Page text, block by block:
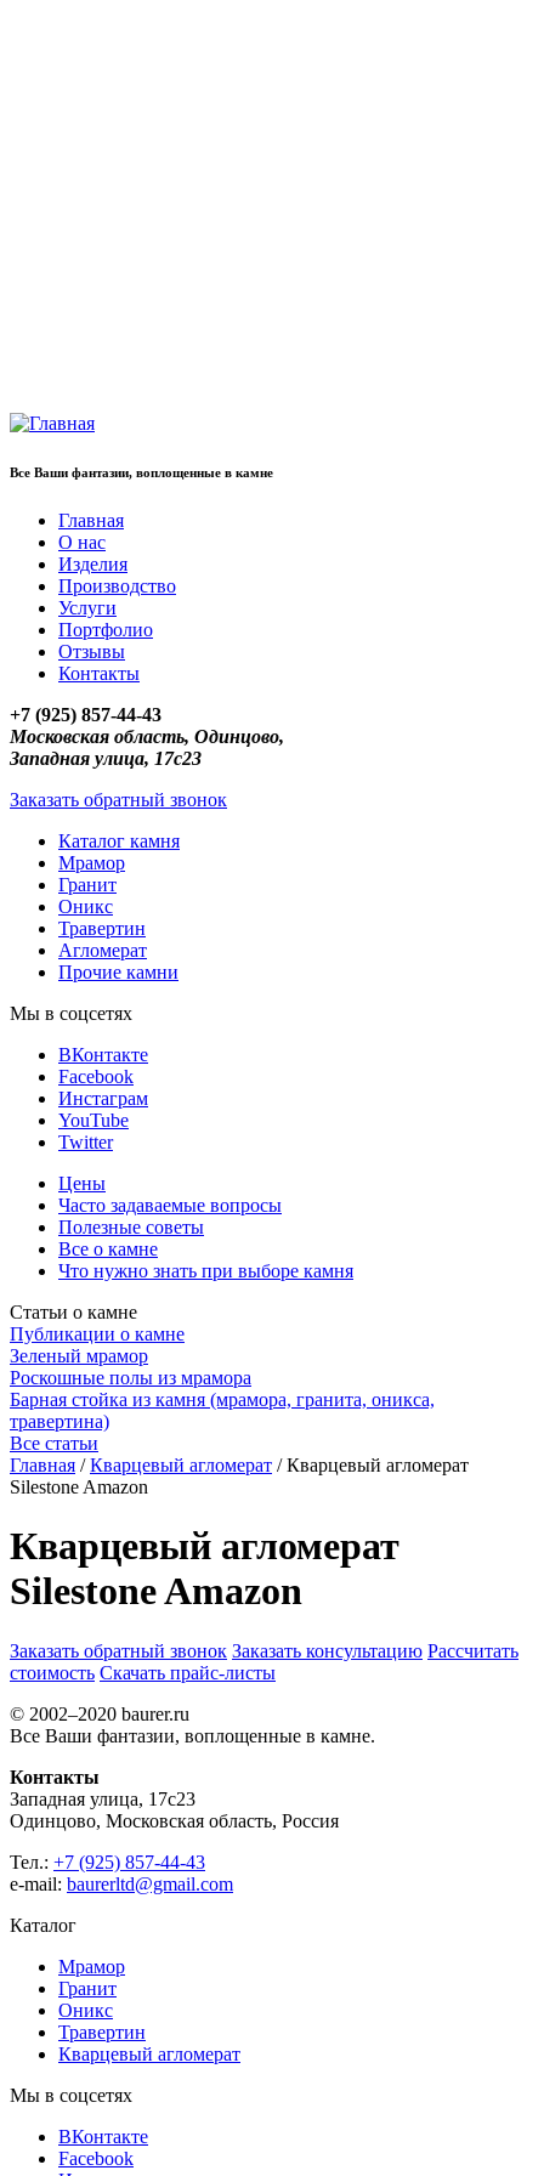
Все Ваши фантазии, воплощенные в камне
Главная
О нас
Изделия
Производство
Услуги
Портфолио
Отзывы
Контакты
+7 (925) 857-44-43
Московская область, Одинцово,
Западная улица, 17с23
Заказать обратный звонок
Каталог камня
Мрамор
Гранит
Оникс
Травертин
Агломерат
Прочие камни
Мы в соцсетях
ВКонтакте
Facebook
Инстаграм
YouTube
Twitter
Цены
Часто задаваемые вопросы
Полезные советы
Все о камне
Что нужно знать при выборе камня
Статьи о камне
Публикации о камне
Зеленый мрамор
Роскошные полы из мрамора
Барная стойка из камня (мрамора, гранита, оникса,
травертина)
Все статьи
Главная / Кварцевый агломерат / Кварцевый агломерат
Silestone Amazon
Кварцевый агломерат
Silestone Amazon
Заказать обратный звонок Заказать консультацию Рассчитать
стоимость Скачать прайс-листы
© 2002–2020 baurer.ru
Все Ваши фантазии, воплощенные в камне.
Контакты
Западная улица, 17с23
Одинцово, Московская область, Россия
Тел.: +7 (925) 857-44-43
e-mail: baurerltd@gmail.com
Каталог
Мрамор
Гранит
Оникс
Травертин
Кварцевый агломерат
Мы в соцсетях
ВКонтакте
Facebook